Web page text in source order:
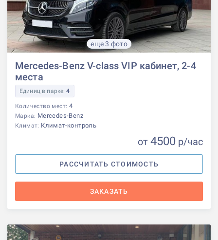
еще 3 фото
Mercedes-Benz V-class VIP кабинет, 2-4
места
Единиц в парке:4
Количество мест: 4
Марка: Mercedes-Benz
Климат: Климат-контроль
от 4500 р/час
РАССЧИТАТЬ СТОИМОСТЬ
ЗАКАЗАТЬ